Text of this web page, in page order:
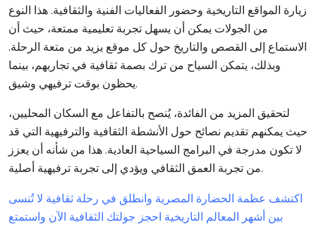
زيارة المواقع التاريخية وحضور الفعاليات الفنية والثقافية. هذا النوع
من الجولات يمكن أن يسهل تجربة تعليمية ممتعة، حيث أن
الاستماع إلى القصص والتاريخ حول كل موقع يزيد من متعة الرحلة.
وبذلك، يتمكن السياح من ترك بصمة ثقافية في تجاربهم، بينما
يحظون بوقت ترفيهي وشيق.
لتحقيق المزيد من الفائدة، يُنصح بالتفاعل مع السكان المحليين،
حيث يمكنهم تقديم نصائح حول الأنشطة الثقافية والترفيهية التي قد
لا تكون مدرجة في البرامج السياحية العادية. هذا من شأنه أن يعزز
من تجربة العمق الثقافي ويؤدي إلى تجربة ترفيهية أصلية.
اكتشف عظمة الحضارة المصرية وانطلق في رحلة ثقافية لا تُنسى
بين أشهر المعالم التاريخية احجز جولتك الثقافية الآن واستمتع